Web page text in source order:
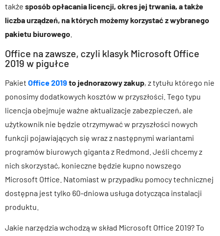
także sposób opłacania licencji, okres jej trwania, a także
liczba urządzeń, na których możemy korzystać z wybranego
pakietu biurowego
Office na zawsze, czyli klasyk Microsoft Office
2019 w pigułce
Pakiet Office 2019 to jednorazowy zakup, z tytułu którego nie
ponosimy dodatkowych kosztów w przyszłości. Tego typu
licencja obejmuje ważne aktualizacje zabezpieczeń, ale
użytkownik nie będzie otrzymywać w przyszłości nowych
funkcji pojawiających się wraz z następnymi wariantami
programów biurowych giganta z Redmond. Jeśli chcemy z
nich skorzystać, konieczne będzie kupno nowszego
Microsoft Office. Natomiast w przypadku pomocy technicznej
dostępna jest tylko 60-dniowa usługa dotycząca instalacji
produktu.
Jakie narzędzia wchodzą w skład Microsoft Office 2019? To